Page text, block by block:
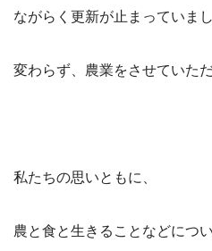
ながらく更新が止まっていまし
変わらず、農業をさせていた
私たちの思いともに、
農と食と生きることなどについ